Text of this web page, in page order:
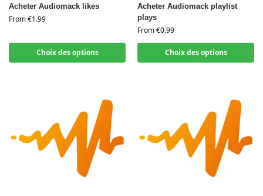
Acheter Audiomack likes
From€1.99
Choix des options
Acheter Audiomack playlist
plays
From€0.99
Choix des options